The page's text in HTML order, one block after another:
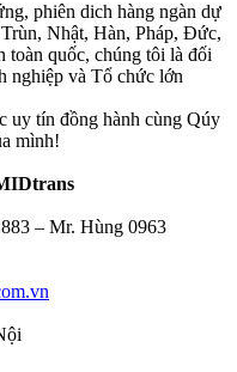
phiên dich hàng ngàn dự
Nhật, Hàn, Pháp, Đức,
quốc, chúng tôi là đối
nghiệp và Tổ chức lớn
uy tín đồng hành cùng Qúy
mình!
– Mr. Hùng 0963